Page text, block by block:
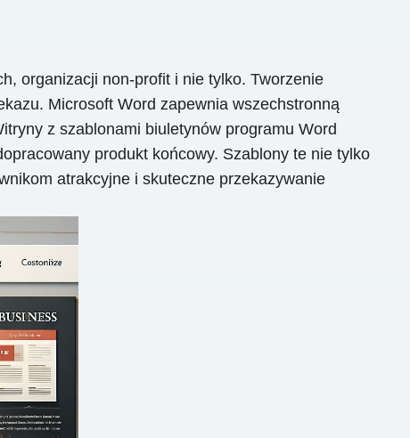
organizacji non-profit i nie tylko. Tworzenie
Microsoft Word zapewnia wszechstronną
z szablonami biuletynów programu Word
produkt końcowy. Szablony te nie tylko
atrakcyjne i skuteczne przekazywanie